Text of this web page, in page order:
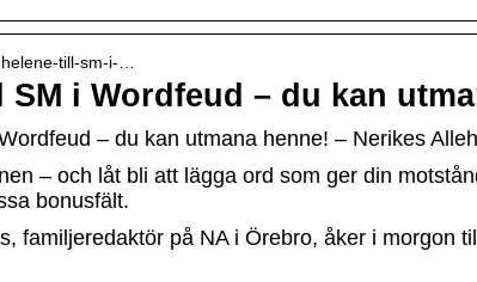
helene-till-sm-i-…
SM i Wordfeud – du kan
– du kan utmana henne! – Nerikes
– och låt bli att lägga ord som ger din
bonusfält.
familjeredaktör på NA i Örebro, åker i morgon